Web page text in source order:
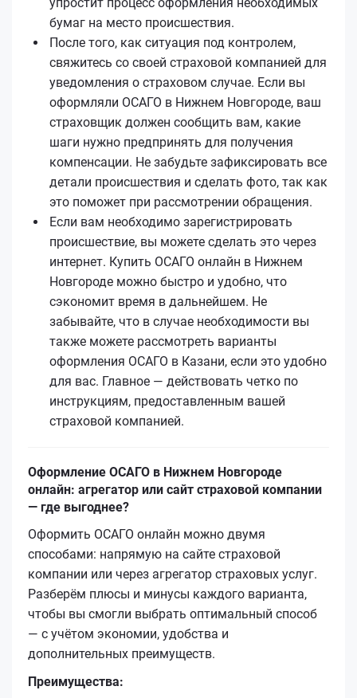
бумаг на место происшествия.
После того, как ситуация под контролем,
свяжитесь со своей страховой компанией для
уведомления о страховом случае. Если вы
оформляли ОСАГО в Нижнем Новгороде, ваш
страховщик должен сообщить вам, какие
шаги нужно предпринять для получения
компенсации. Не забудьте зафиксировать все
детали происшествия и сделать фото, так как
это поможет при рассмотрении обращения.
Если вам необходимо зарегистрировать
происшествие, вы можете сделать это через
интернет. Купить ОСАГО онлайн в Нижнем
Новгороде можно быстро и удобно, что
сэкономит время в дальнейшем. Не
забывайте, что в случае необходимости вы
также можете рассмотреть варианты
оформления ОСАГО в Казани, если это удобно
для вас. Главное — действовать четко по
инструкциям, предоставленным вашей
страховой компанией.
Оформление ОСАГО в Нижнем Новгороде
онлайн: агрегатор или сайт страховой компании
— где выгоднее?
Оформить ОСАГО онлайн можно двумя
способами: напрямую на сайте страховой
компании или через агрегатор страховых услуг.
Разберём плюсы и минусы каждого варианта,
чтобы вы смогли выбрать оптимальный способ
— с учётом экономии, удобства и
дополнительных преимуществ.
Преимущества: